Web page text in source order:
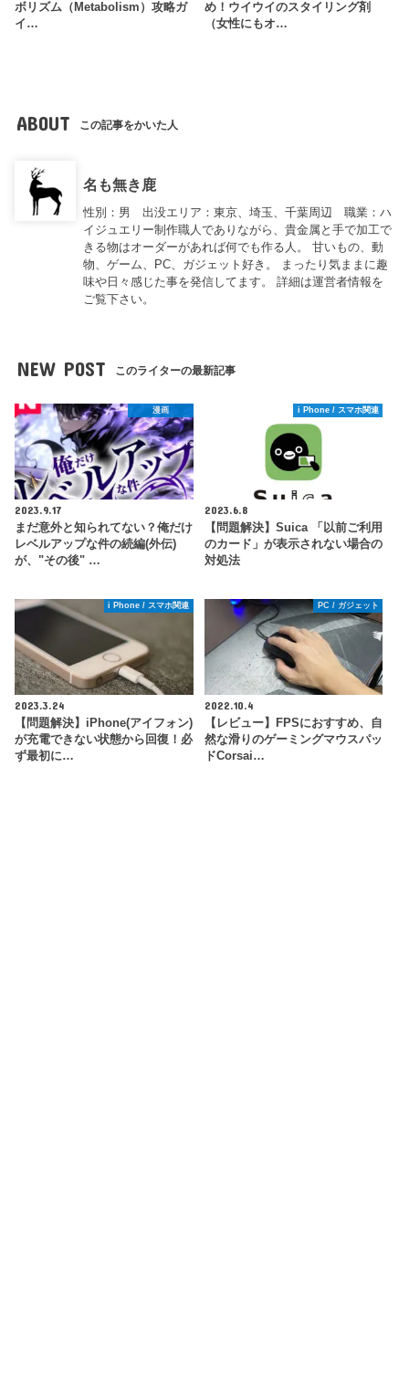
ボリズム（Metabolism）攻略ガ
イ…
め！ウイウイのスタイリング剤
（女性にもオ…
ABOUT この記事をかいた人
名も無き鹿
性別：男 出没エリア：東京、埼玉、千葉周辺 職業：ハ
イジュエリー制作職人でありながら、貴金属と手で加工で
きる物はオーダーがあれば何でも作る人。 甘いもの、動
物、ゲーム、PC、ガジェット好き。 まったり気ままに趣
味や日々感じた事を発信してます。 詳細は運営者情報を
ご覧下さい。
NEW POST このライターの最新記事
漫画
2023.9.17
まだ意外と知られてない？俺だけ
レベルアップな件の続編(外伝)
が、"その後" …
i Phone / スマホ関連
2023.6.8
【問題解決】Suica 「以前ご利用
のカード」が表示されない場合の
対処法
i Phone / スマホ関連
2023.3.24
【問題解決】iPhone(アイフォン)
が充電できない状態から回復！必
ず最初に…
PC / ガジェット
2022.10.4
【レビュー】FPSにおすすめ、自
然な滑りのゲーミングマウスパッ
ドCorsai…